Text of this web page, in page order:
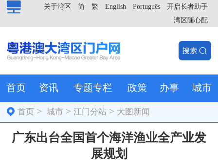
开启长者助手
Português
English
繁
简
关于湾区
湾区随心配
首页 资讯 专题专栏 政策 办事 城市
首页 >城市 >江门分站 > 大图新闻
广东出台全国首个海洋渔业全产业发
展规划